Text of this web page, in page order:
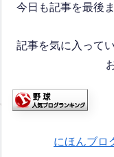
今日も記事を最後
記事を気に入って
にほんブロ